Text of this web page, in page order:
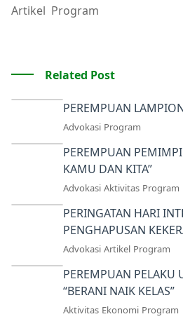
Artikel Program
Related Post
PEREMPUAN
Advokasi Program
PEREMPUAN PEMIMPIN
KAMU DAN KITA”
Advokasi Aktivitas Program
PERINGATAN HARI
PENGHAPUSAN
PEREMPUAN
Advokasi Artikel Program
PEREMPUAN
“BERANI NAIK KELAS”
Aktivitas Ekonomi Program